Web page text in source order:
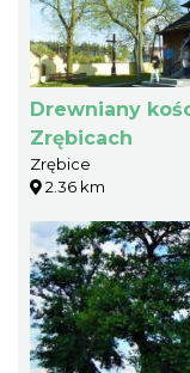
Drewniany
Zrębicach
Zrębice
2.36 km